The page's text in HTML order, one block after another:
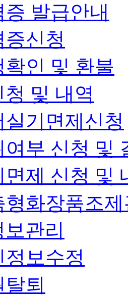
증 발급안내
증신청
확인 및 환불
및 내역
실기면제신청
여부 신청 및
면제 신청 및
형화장품조
관리
정보수정
탈퇴